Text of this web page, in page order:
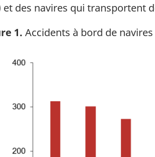
et des navires qui transportent
1. Accidents à bord de